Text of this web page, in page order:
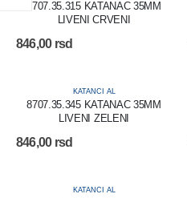
8707.35.315 KATANAC 35MM
LIVENI CRVENI
846,00 rsd
KATANCI AL
8707.35.345 KATANAC 35MM
LIVENI ZELENI
846,00 rsd
KATANCI AL